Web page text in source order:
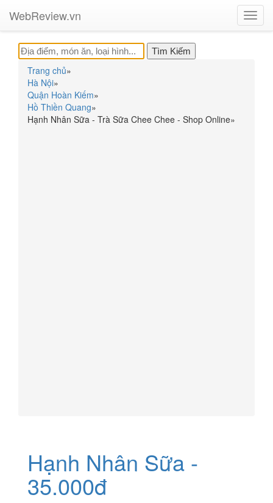
WebReview.vn
Trang chủ»
Hà Nội»
Quận Hoàn Kiếm»
Hồ Thiền Quang»
Hạnh Nhân Sữa - Trà Sữa Chee Chee - Shop Online»
Hạnh Nhân Sữa -
35.000đ